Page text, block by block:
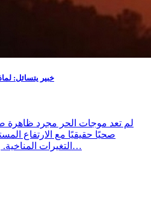
خبير يتسائل:
لم تعد موجات الحر مجرد ظاهرة
صحيًا حقيقيًا مع الارتفاع
التغيرات المناخية. وتشير التقديرات إلى أن مئات…